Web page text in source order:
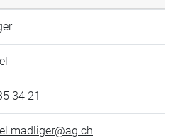
34 21